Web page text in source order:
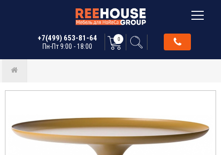
+7(499) 653-81-64
Пн-Пт 9:00 - 18:00
0